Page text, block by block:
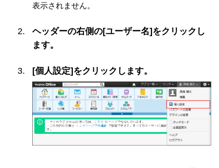
表示されません。
ヘッダーの右側の[ユーザー名]をクリックし
ます。
[個人設定]をクリックします。